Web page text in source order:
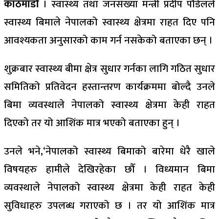
काठमाडौँ। स्वास्थ्य तथा जनसंख्या मन्त्री प्रदीप पौडेलले
स्वास्थ्य बिमाले नेपालको स्वास्थ्य क्षेत्रमा राहत दिए पनि
आवश्यकता अनुसारको काम गर्न नसकेको बताएका छन् ।
शुक्रबार स्वास्थ्य बीमा क्षेत्र सुधार गर्नका लागि गठित सुधार
समितिको प्रतिवेदन हस्तान्तरण कार्यक्रममा बोल्दै उनले
बिमा व्यवस्थाले नेपालको स्वास्थ्य क्षेत्रमा केही राहत
दिएको तर यो आशिंक मात्र भएको बताएका हुन् ।
उनले भने,‘नेपालको स्वास्थ्य बिमाको बारेमा धेरै खाले
विषयहरु हामीले देखिरहेका छौँ । विध्यमान बिमा
व्यवस्थाले नेपालको स्वास्थ्य क्षेत्रमा केही राहत केही
सुविधाहरु उपलब्ध गराएको छ । तर यो आशिंक मात्र